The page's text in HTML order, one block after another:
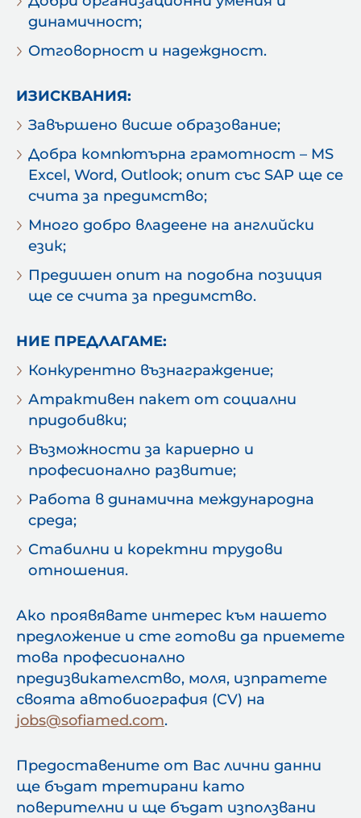
динамичност;
Отговорност и надеждност.
ИЗИСКВАНИЯ:
Завършено висше образование;
Добра компютърна грамотност – MS
Excel, Word, Outlook; опит със SAP ще се
счита за предимство;
Много добро владеене на английски
език;
Предишен опит на подобна позиция
ще се счита за предимство.
НИЕ ПРЕДЛАГАМЕ:
Конкурентно възнаграждение;
Атрактивен пакет от социални
придобивки;
Възможности за кариерно и
професионално развитие;
Работа в динамична международна
среда;
Стабилни и коректни трудови
отношения.
Ако проявявате интерес към нашето
предложение и сте готови да приемете
това професионално
предизвикателство, моля, изпратете
своята автобиография (CV) на
jobs@sofiamed.com.
Предоставените от Вас лични данни
ще бъдат третирани като
поверителни и ще бъдат използвани